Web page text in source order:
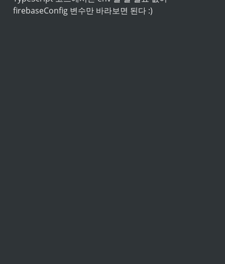
firebaseConfig 변수만 바라보면 된다 :)